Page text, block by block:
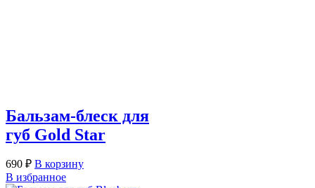
Бальзам-блеск для
губ Gold Star
690 ₽ В корзину
В избранное